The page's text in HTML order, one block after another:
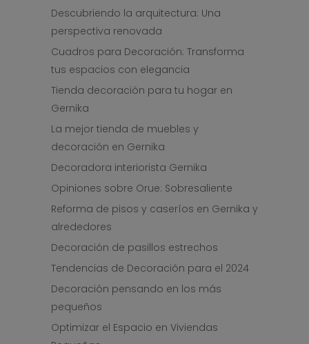
Descubriendo la arquitectura: Una
perspectiva renovada
Cuadros para Decoración: Transforma
tus espacios con elegancia
Tienda decoración para tu hogar en
Gernika
La mejor tienda de muebles y
decoración en Gernika
Decoradora interiorista Gernika
Opiniones sobre Orue: Sobresaliente
Reforma de pisos y caseríos en Gernika y
alrededores
Decoración de pasillos estrechos
Tendencias de Decoración para el 2024
Decoración pensando en los más
pequeños
Optimizar el Espacio en Viviendas